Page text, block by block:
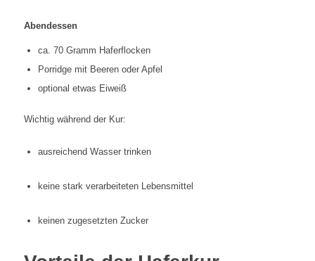
Abendessen
ca. 70 Gramm Haferflocken
Porridge mit Beeren oder Apfel
optional etwas Eiweiß
Wichtig während der Kur:
ausreichend Wasser trinken
keine stark verarbeiteten Lebensmittel
keinen zugesetzten Zucker